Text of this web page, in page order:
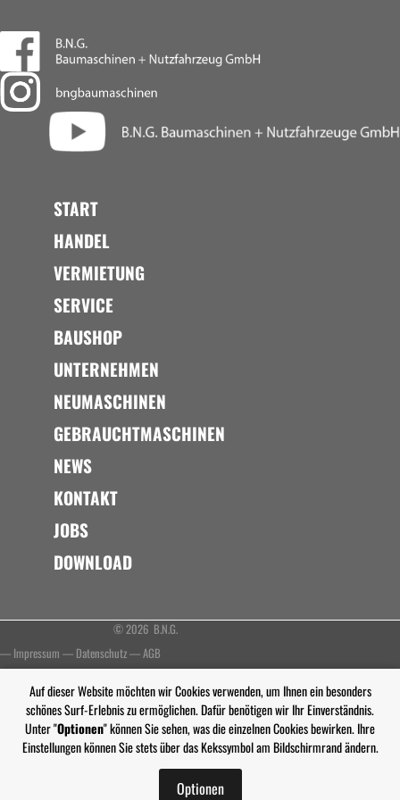
START
HANDEL
VERMIETUNG
SERVICE
BAUSHOP
UNTERNEHMEN
NEUMASCHINEN
GEBRAUCHTMASCHINEN
NEWS
KONTAKT
JOBS
DOWNLOAD
© 2026 B.N.G.
— Impressum — Datenschutz—AGB
Auf dieser Website möchten wir Cookies verwenden, um Ihnen ein besonders
schönes Surf-Erlebnis zu ermöglichen. Dafür benötigen wir Ihr Einverständnis.
Unter "Optionen" können Sie sehen, was die einzelnen Cookies bewirken. Ihre
Einstellungen können Sie stets über das Kekssymbol am Bildschirmrand ändern.
Optionen